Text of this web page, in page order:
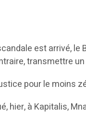
est arrivé, le
transmettre
pour le moins
hier, à Kapitalis,